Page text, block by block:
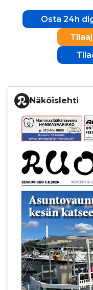
Osta 24h
Näköislehti